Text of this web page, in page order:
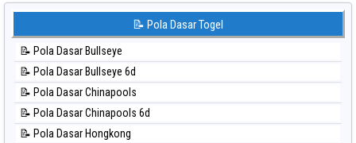
⚽ Bola Hitam Taiwan
📊 Statistik Kuda Lari
📊 Statistik Magnum Cambodia
📊 Statistik Nagoya
📊 Statistik New York Midday
📊 Statistik North Carolina Day
📝 Pola Dasar Togel
📝 Pola Dasar Bullseye
📝 Pola Dasar Bullseye 6d
📝 Pola Dasar Chinapools
📝 Pola Dasar Chinapools 6d
📝 Pola Dasar Hongkong